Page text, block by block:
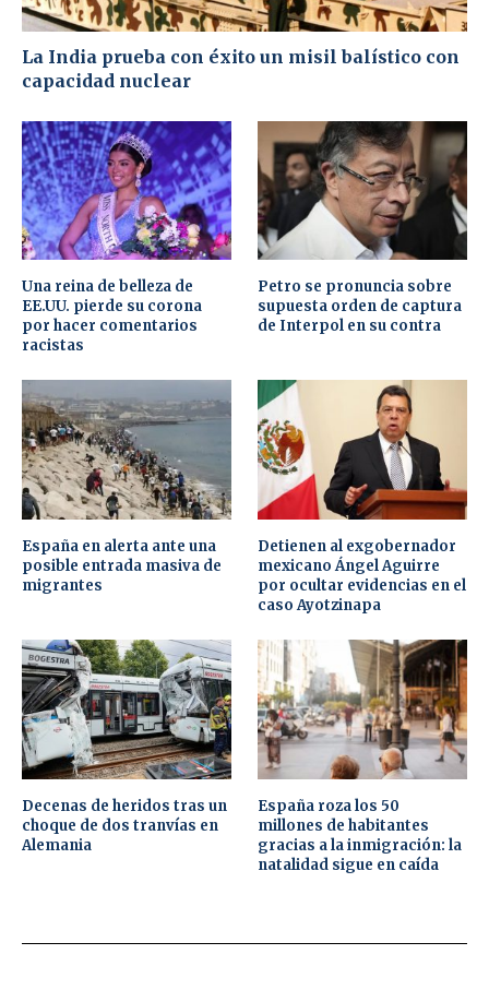
La India prueba con éxito un misil balístico con
capacidad nuclear
Una reina de belleza de
EE.UU. pierde su corona
por hacer comentarios
racistas
Petro se pronuncia sobre
supuesta orden de captura
de Interpol en su contra
España en alerta ante una
posible entrada masiva de
migrantes
Detienen al exgobernador
mexicano Ángel Aguirre
por ocultar evidencias en el
caso Ayotzinapa
Decenas de heridos tras un
choque de dos tranvías en
Alemania
España roza los 50
millones de habitantes
gracias a la inmigración: la
natalidad sigue en caída